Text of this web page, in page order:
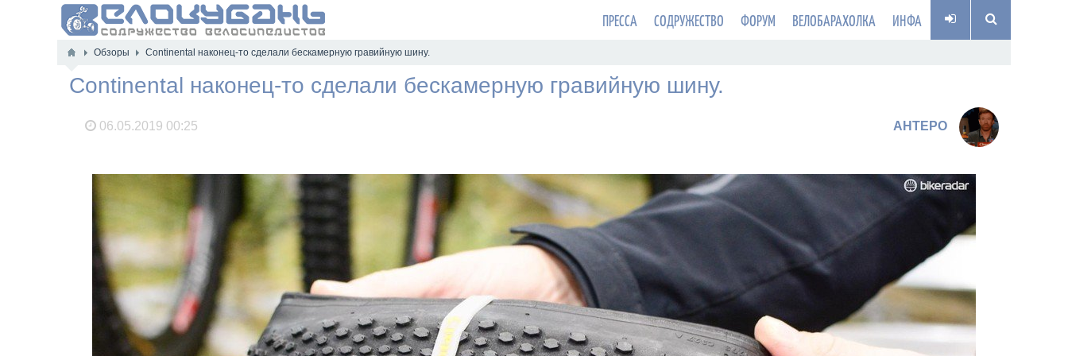
ПРЕССА СОДРУЖЕСТВО ФОРУМ ВЕЛОБАРАХОЛКА ИНФА
Обзоры Continental наконец-то сделали бескамерную гравийную шину.
Continental наконец-то сделали бескамерную гравийную шину.
06.05.2019 00:25 AHTEPO